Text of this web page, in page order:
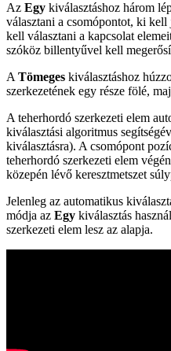
Az Egy kiválasztáshoz három
választani a csomópontot, ki
kell választani a kapcsolat
szóköz billentyűvel kell
A Tömeges kiválasztáshoz
szerkezetének egy része fölé,
A teherhordó szerkezeti elem
kiválasztási algoritmus
kiválasztásra). A csomópont
teherhordó szerkezeti elem
közepén lévő keresztmetszet
Jelenleg az automatikus
módja az Egy kiválasztás
szerkezeti elem lesz az alapja.